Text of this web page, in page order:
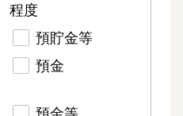
程度
預貯金等
預金